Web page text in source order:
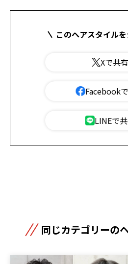
このヘアスタイル
Xで共有
Facebook
LINEで
同じカテゴリーの